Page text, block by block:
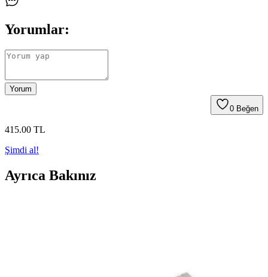
Yorumlar:
Yorum
0 Beğen
415.00 TL
Şimdi al!
Ayrıca Bakınız
uyumu ve çok dilli içeriklerle etkili eğitim sağlar.